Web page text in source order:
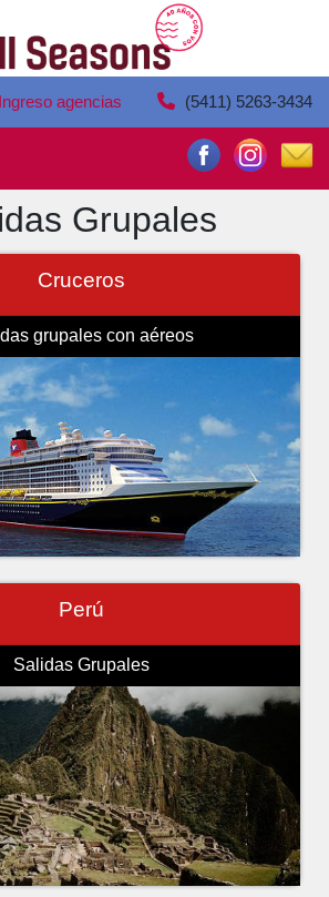
Ingreso agencias (5411) 5263-3434
Grupales
Cruceros
grupales con aéreos
Perú
Salidas Grupales